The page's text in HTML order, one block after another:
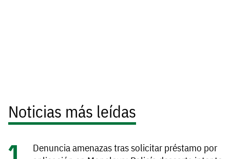
Noticias más leídas
Denuncia amenazas tras solicitar préstamo por